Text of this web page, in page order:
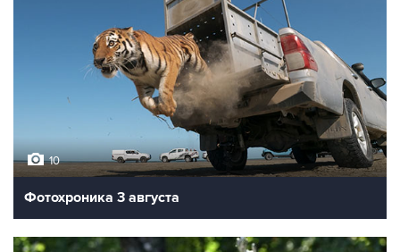
10
Фотохроника 3 августа